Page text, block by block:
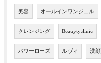
美容 オールインワンジェル
クレンジング Beauytyclinic
パワーローズ ルヴィ 洗顔